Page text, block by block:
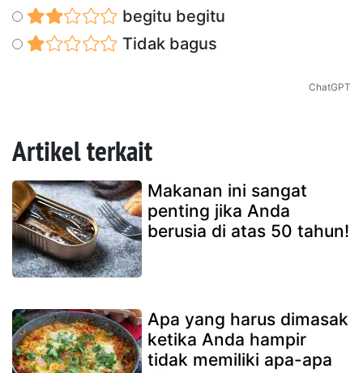
begitu begitu
Tidak bagus
ChatGPT
Artikel terkait
Makanan ini sangat
penting jika Anda
berusia di atas 50 tahun!
Apa yang harus dimasak
ketika Anda hampir
tidak memiliki apa-apa